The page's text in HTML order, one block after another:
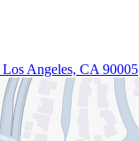
Angeles, CA 90005